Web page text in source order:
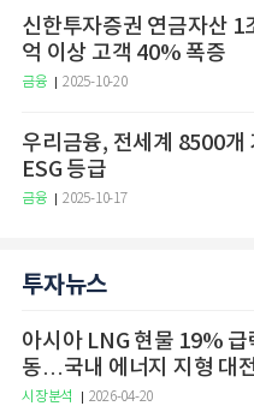
신한투자증권 연금자산 1
억 이상 고객 40% 폭증
금융 2025-10-20
우리금융, 전세계 8500개
ESG 등급
금융 2025-10-17
투자뉴스
아시아 LNG 현물 19% 급
동…국내 에너지 지형 대
시장분석 2026-04-20